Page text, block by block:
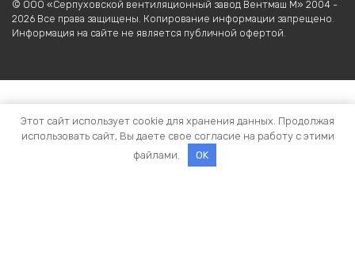
© ООО «Серпуховской вентиляционный завод Вентмаш М» 2004 -
2026 Все права защищены. Копирование информации запрещено.
Информация на сайте не является публичной офертой.
Этот сайт использует cookie для хранения данных. Продолжая
использовать сайт, Вы даете свое согласие на работу с этими
файлами.
OK